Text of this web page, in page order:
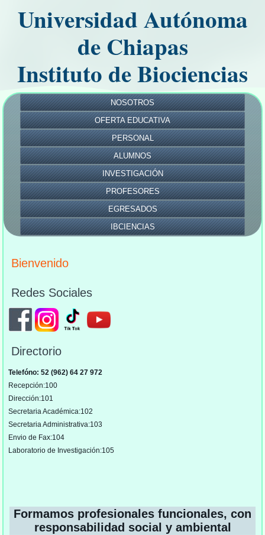
Universidad Autónoma
de Chiapas
Instituto de Biociencias
NOSOTROS
OFERTA EDUCATIVA
PERSONAL
ALUMNOS
INVESTIGACIÓN
PROFESORES
EGRESADOS
IBCIENCIAS
Bienvenido
Redes Sociales
Directorio
Telefóno: 52 (962) 64 27 972
Recepción:100
Dirección:101
Secretaria Académica:102
Secretaria Administrativa:103
Envio de Fax:104
Laboratorio de Investigación:105
Formamos profesionales funcionales, con
responsabilidad social y ambiental